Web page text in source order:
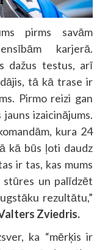
pirms savām
karjerā.
dažus testus, arī
tā kā trase ir
Pirmo reizi gan
izaicinājums.
kura 24
kā būs ļoti daudz
ir tas, kas mums
un palīdzēt
rezultātu,”
Zviedris.
ka “mērķis ir